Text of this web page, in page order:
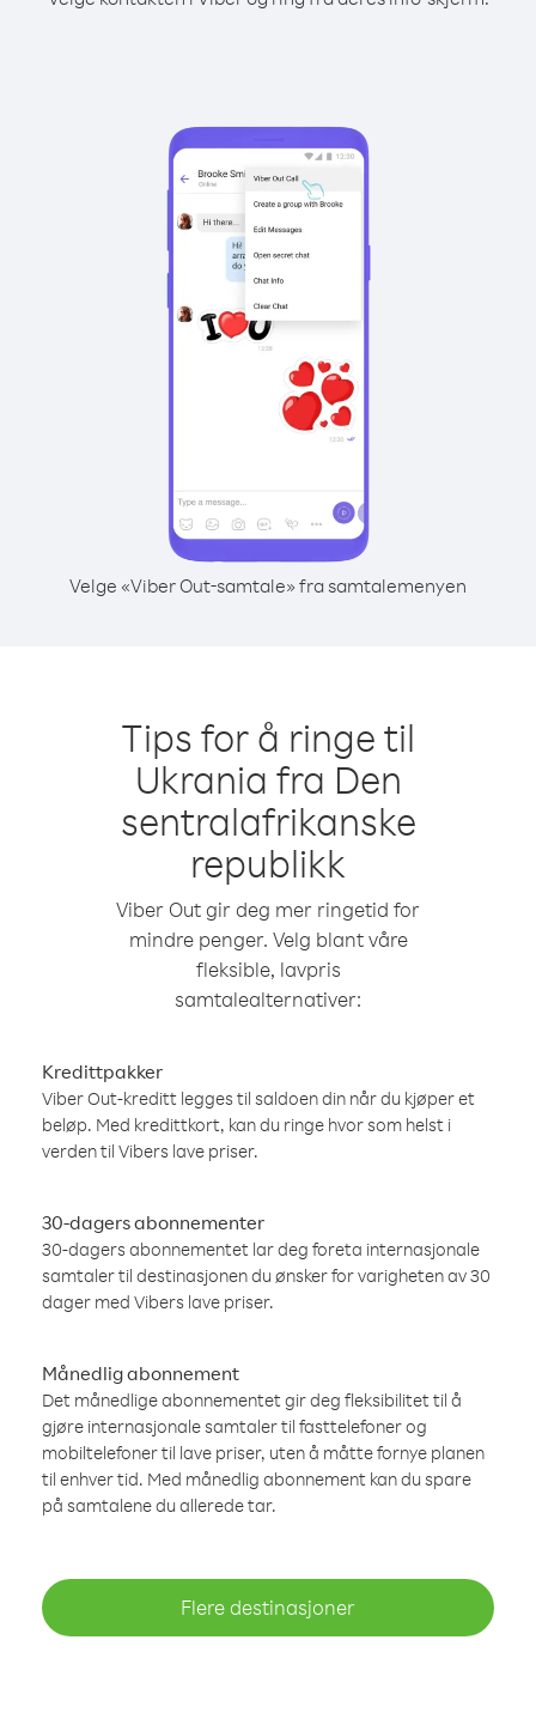
Velge «Viber Out-samtale» fra samtalemenyen
Tips for å ringe til
Ukrania fra Den
sentralafrikanske
republikk
Viber Out gir deg mer ringetid for
mindre penger. Velg blant våre
fleksible, lavpris
samtalealternativer:
Kredittpakker
Viber Out-kreditt legges til saldoen din når du kjøper et
beløp. Med kredittkort, kan du ringe hvor som helst i
verden til Vibers lave priser.
30-dagers abonnementer
30-dagers abonnementet lar deg foreta internasjonale
samtaler til destinasjonen du ønsker for varigheten av 30
dager med Vibers lave priser.
Månedlig abonnement
Det månedlige abonnementet gir deg fleksibilitet til å
gjøre internasjonale samtaler til fasttelefoner og
mobiltelefoner til lave priser, uten å måtte fornye planen
til enhver tid. Med månedlig abonnement kan du spare
på samtalene du allerede tar.
Flere destinasjoner